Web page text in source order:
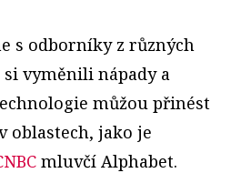
s odborníky z různých
vyměnili nápady a
můžou přinést
oblastech, jako je
mluvčí Alphabet.